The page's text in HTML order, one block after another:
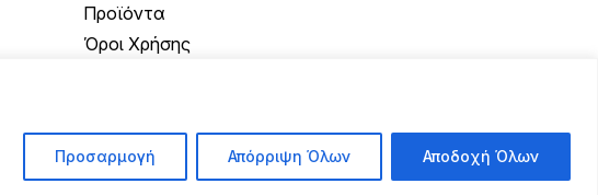
Προσαρμογή Απόρριψη Όλων Αποδοχή Όλων
Προϊόντα
Όροι Χρήσης
Πολιτική Επιστροφής